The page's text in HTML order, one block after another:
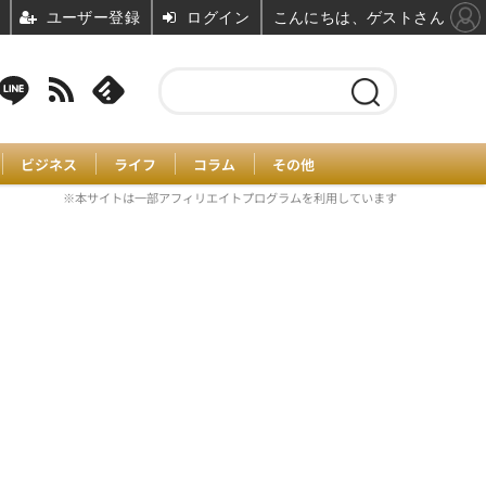
ビジネス ライフ コラム その他
※本サイトは一部アフィリエイトプログラムを利用しています
ユーザー登録 ログイン こんにちは、ゲストさん